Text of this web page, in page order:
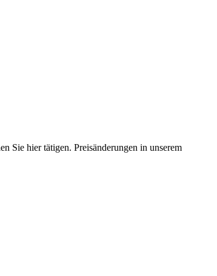
Sie hier tätigen. Preisänderungen in unserem